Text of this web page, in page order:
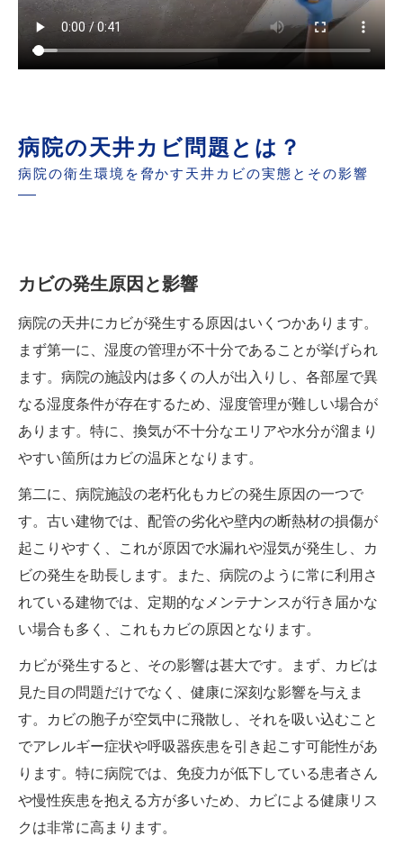
病院の天井カビ問題とは？
病院の衛生環境を脅かす天井カビの実態とその影響
カビの発生原因と影響
病院の天井にカビが発生する原因はいくつかあります。
まず第一に、湿度の管理が不十分であることが挙げられ
ます。病院の施設内は多くの人が出入りし、各部屋で異
なる湿度条件が存在するため、湿度管理が難しい場合が
あります。特に、換気が不十分なエリアや水分が溜まり
やすい箇所はカビの温床となります。
第二に、病院施設の老朽化もカビの発生原因の一つで
す。古い建物では、配管の劣化や壁内の断熱材の損傷が
起こりやすく、これが原因で水漏れや湿気が発生し、カ
ビの発生を助長します。また、病院のように常に利用さ
れている建物では、定期的なメンテナンスが行き届かな
い場合も多く、これもカビの原因となります。
カビが発生すると、その影響は甚大です。まず、カビは
見た目の問題だけでなく、健康に深刻な影響を与えま
す。カビの胞子が空気中に飛散し、それを吸い込むこと
でアレルギー症状や呼吸器疾患を引き起こす可能性があ
ります。特に病院では、免疫力が低下している患者さん
や慢性疾患を抱える方が多いため、カビによる健康リス
クは非常に高まります。